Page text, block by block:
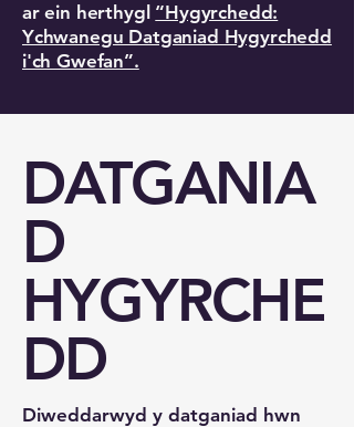
ar ein herthygl “Hygyrchedd:
Ychwanegu Datganiad Hygyrchedd
i'ch Gwefan”.
DATGANIA
D
HYGYRCHE
DD
Diweddarwyd y datganiad hwn